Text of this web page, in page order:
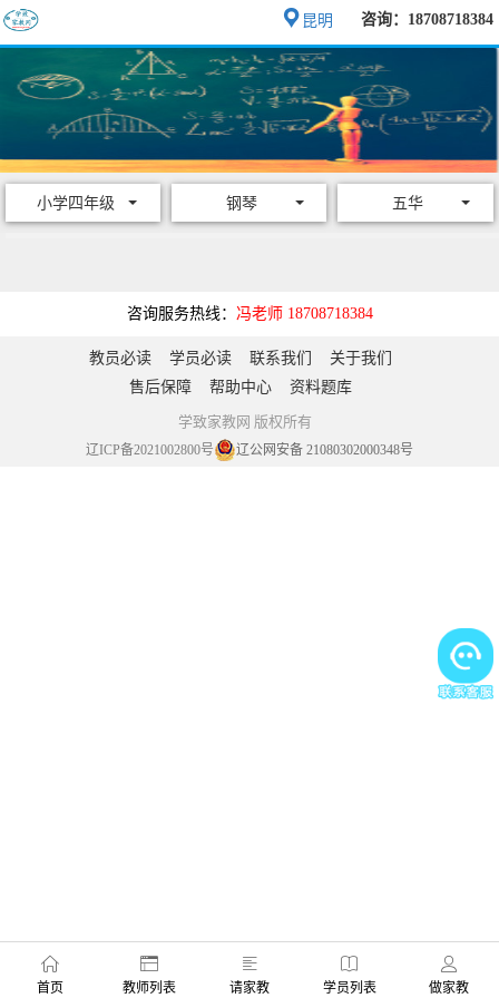
咨询：18708718384
昆明
小学四年级 钢琴 五华
咨询服务热线： 冯老师 18708718384
教员必读 学员必读 联系我们
关于我们
售后保障
帮助中心 资料题库
学致家教网 版权所有
辽ICP备2021002800号 辽公网安备 21080302000348号
首页 教师列表 请家教 学员列表 做家教